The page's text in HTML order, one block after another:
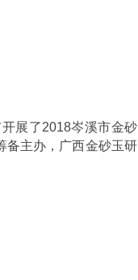
展了2018岑溪市金砂
备主办，广西金砂玉研